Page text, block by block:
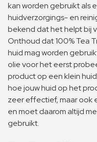
kan worden gebruikt als
huidverzorgings- en
bekend dat het helpt bij
Onthoud dat 100% Tea
huid mag worden
olie voor het eerst
product op een klein
hoe jouw huid op het
zeer effectief, maar ook
en moet daarom altijd
gebruikt.